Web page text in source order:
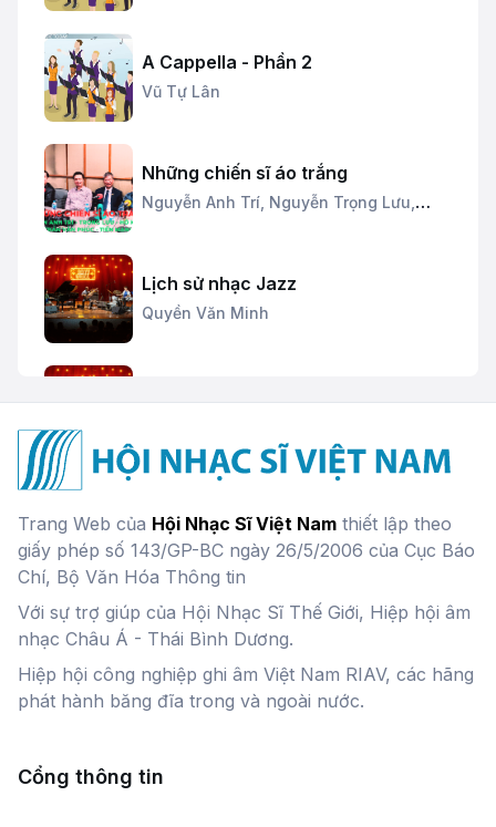
A Cappella - Phần 2
Vũ Tự Lân
Những chiến sĩ áo trắng
Nguyễn Anh Trí, Nguyễn Trọng Lưu,
Lịch sử nhạc Jazz
Quyền Văn Minh
Hình tượng âm nhạc - Phần 1
Hình tượng âm nhạc - Phần 2
Trang Web của Hội Nhạc Sĩ Việt Nam thiết lập theo
giấy phép số 143/GP-BC ngày 26/5/2006 của Cục Báo
Chí, Bộ Văn Hóa Thông tin
Với sự trợ giúp của Hội Nhạc Sĩ Thế Giới, Hiệp hội âm
nhạc Châu Á - Thái Bình Dương.
Hiệp hội công nghiệp ghi âm Việt Nam RIAV, các hãng
phát hành băng đĩa trong và ngoài nước.
Cổng thông tin